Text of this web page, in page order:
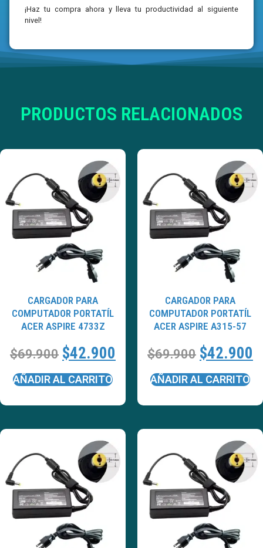
¡Haz tu compra ahora y lleva tu productividad al siguiente
nivel!
PRODUCTOS RELACIONADOS
CARGADOR PARA
COMPUTADOR PORTATÍL
ACER ASPIRE 4733Z
$69.900 $42.900
AÑADIR AL CARRITO
CARGADOR PARA
COMPUTADOR PORTATÍL
ACER ASPIRE A315-57
$69.900 $42.900
AÑADIR AL CARRITO